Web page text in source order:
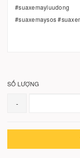
#suaxemaysos
SỐ LƯỢNG
-